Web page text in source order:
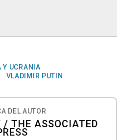
Y UCRANIA
VLADIMIR PUTIN
DEL AUTOR
/ THE ASSOCIATED